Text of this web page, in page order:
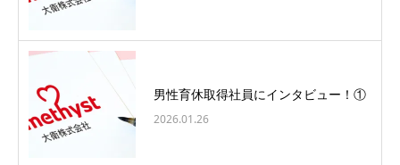
男性育休取得社員にインタビュー！①
2026.01.26